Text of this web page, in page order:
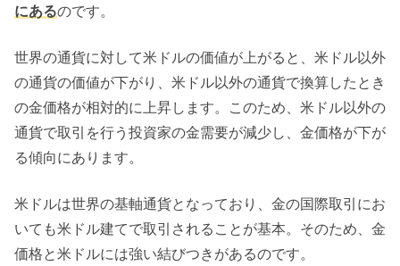
にあるのです。
世界の通貨に対して米ドルの価値が上がると、米ドル以外
の通貨の価値が下がり、米ドル以外の通貨で換算したとき
の金価格が相対的に上昇します。このため、米ドル以外の
通貨で取引を行う投資家の金需要が減少し、金価格が下が
る傾向にあります。
米ドルは世界の基軸通貨となっており、金の国際取引にお
いても米ドル建てで取引されることが基本。そのため、金
価格と米ドルには強い結びつきがあるのです。